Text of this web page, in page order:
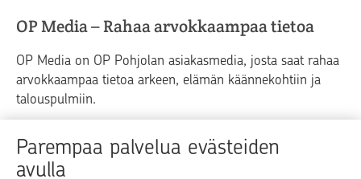
Parempaa palvelua evästeiden
avulla
OP Media – Rahaa arvokkaampaa tietoa
OP Media on OP Pohjolan asiakasmedia, josta saat rahaa
arvokkaampaa tietoa arkeen, elämän käännekohtiin ja
talouspulmiin.
Raha Elämä
Yrityselämä
Blogit ja puheenvuorot